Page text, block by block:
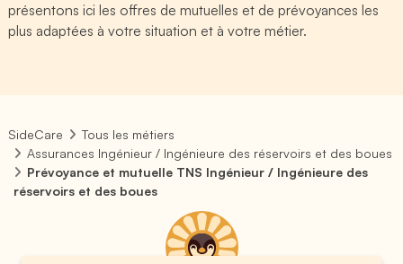
présentons ici les offres de mutuelles et de prévoyances les
plus adaptées à votre situation et à votre métier.
SideCare
Tous les métiers
Assurances Ingénieur / Ingénieure des réservoirs et des boues
Prévoyance et mutuelle TNS Ingénieur / Ingénieure des
réservoirs et des boues